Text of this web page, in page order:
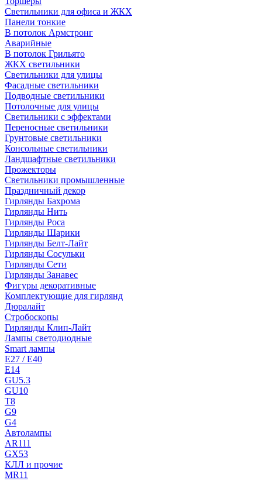
Светильники для офиса и ЖКХ
Панели тонкие
В потолок Армстронг
Аварийные
В потолок Грильято
ЖКХ светильники
Светильники для улицы
Фасадные светильники
Подводные светильники
Потолочные для улицы
Светильники с эффектами
Переносные светильники
Грунтовые светильники
Консольные светильники
Ландшафтные светильники
Прожекторы
Светильники промышленные
Праздничный декор
Гирлянды Бахрома
Гирлянды Нить
Гирлянды Роса
Гирлянды Шарики
Гирлянды Белт-Лайт
Гирлянды Сосульки
Гирлянды Сети
Гирлянды Занавес
Фигуры декоративные
Комплектующие для гирлянд
Дюралайт
Стробоскопы
Гирлянды Клип-Лайт
Лампы светодиодные
Smart лампы
E27 / E40
E14
GU5.3
GU10
T8
G9
G4
Автолампы
AR111
GX53
КЛЛ и прочие
MR11